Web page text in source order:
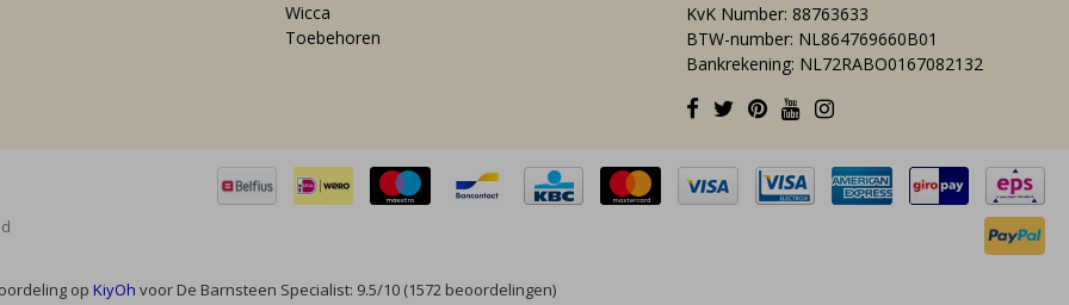
Wicca
Toebehoren
KvK Number: 88763633
BTW-number: NL864769660B01
Bankrekening: NL72RABO0167082132
op KiyOh voor De Barnsteen Specialist: 9.5/10 (1572 beoordelingen)